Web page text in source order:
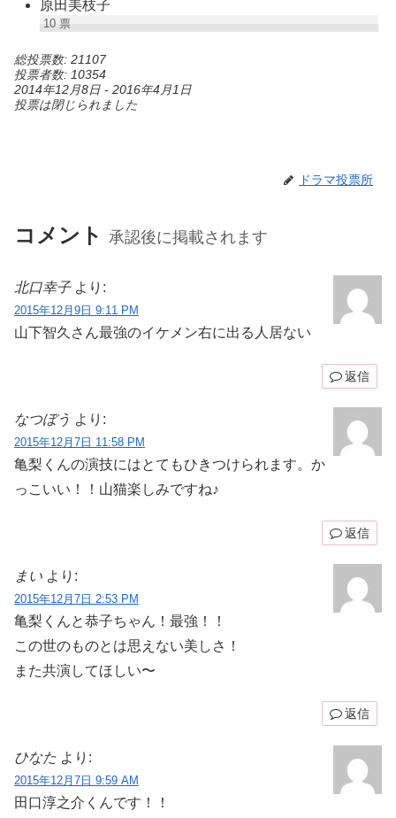
原田美枝子
10票
総投票数: 21107
投票者数: 10354
2014年12月8日 - 2016年4月1日
投票は閉じられました
ドラマ投票所
コメント 承認後に掲載されます
北口幸子 より:
2015年12月9日 9:11 PM
山下智久さん最強のイケメン右に出る人居ない
返信
なつぼう より:
2015年12月7日 11:58 PM
亀梨くんの演技にはとてもひきつけられます。か
っこいい！！山猫楽しみですね♪
返信
まい より:
2015年12月7日 2:53 PM
亀梨くんと恭子ちゃん！最強！！
この世のものとは思えない美しさ！
また共演してほしい〜
返信
ひなた より:
2015年12月7日 9:59 AM
田口淳之介くんです！！